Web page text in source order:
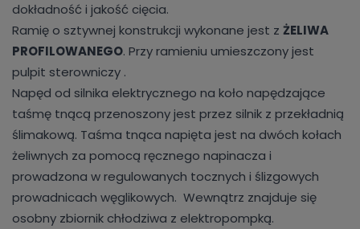
dokładność i jakość cięcia.
Ramię o sztywnej konstrukcji wykonane jest z ŻELIWA
PROFILOWANEGO. Przy ramieniu umieszczony jest
pulpit sterowniczy .
Napęd od silnika elektrycznego na koło napędzające
taśmę tnącą przenoszony jest przez silnik z przekładnią
ślimakową. Taśma tnąca napięta jest na dwóch kołach
żeliwnych za pomocą ręcznego napinacza i
prowadzona w regulowanych tocznych i ślizgowych
prowadnicach węglikowych. Wewnątrz znajduje się
osobny zbiornik chłodziwa z elektropompką.